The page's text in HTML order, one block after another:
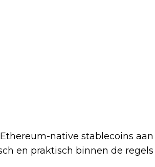
native stablecoins aan
en praktisch binnen de regels